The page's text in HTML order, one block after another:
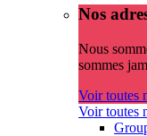
Nos
Nous
sommes
Voir toutes
Voir toutes